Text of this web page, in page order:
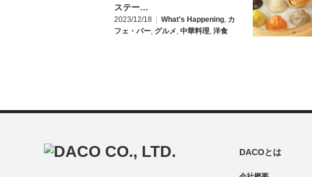
ステー…
2023/12/18 What's Happening, カ
フェ・バー, グルメ, 中華料理, 洋食
DACOとは